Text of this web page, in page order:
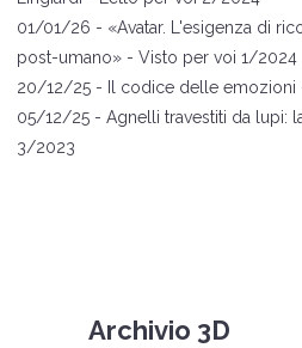
01/01/26 - «Avatar. L'esigenza di
post-umano» - Visto per voi 1/2024
20/12/25 - Il codice delle emozioni
05/12/25 - Agnelli travestiti da lupi:
3/2023
Archivio 3D